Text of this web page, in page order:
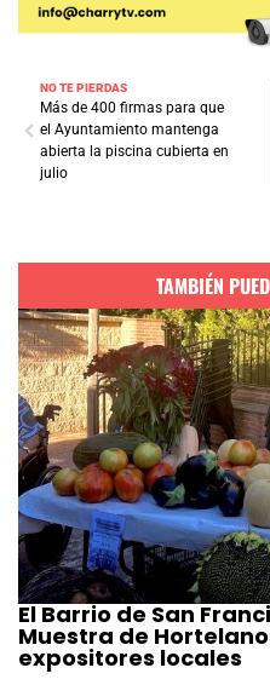
NO TE PIERDAS
Más de 400 firmas para que
el Ayuntamiento mantenga
abierta la piscina cubierta en
julio
TAMBIÉN
El Barrio de San
Muestra de
expositores locales